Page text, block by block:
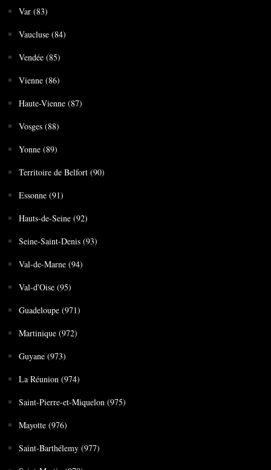
Var (83)
Vaucluse (84)
Vendée (85)
Vienne (86)
Haute-Vienne (87)
Vosges (88)
Yonne (89)
Territoire de Belfort (90)
Essonne (91)
Hauts-de-Seine (92)
Seine-Saint-Denis (93)
Val-de-Marne (94)
Val-d'Oise (95)
Guadeloupe (971)
Martinique (972)
Guyane (973)
La Réunion (974)
Saint-Pierre-et-Miquelon (975)
Mayotte (976)
Saint-Barthélemy (977)